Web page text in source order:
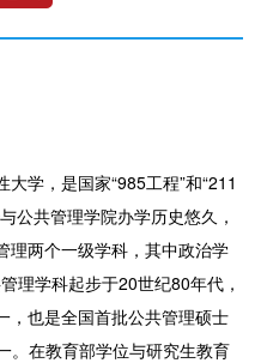
学，是国家“985工程”和“211
公共管理学院办学历史悠久，
理两个一级学科，其中政治学
理学科起步于20世纪80年代，
，也是全国首批公共管理硕士
。在教育部学位与研究生教育